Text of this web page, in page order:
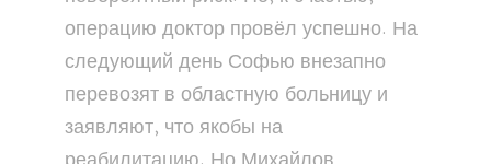
операцию доктор провёл успешно. На
следующий день Софью внезапно
перевозят в областную больницу и
заявляют, что якобы на